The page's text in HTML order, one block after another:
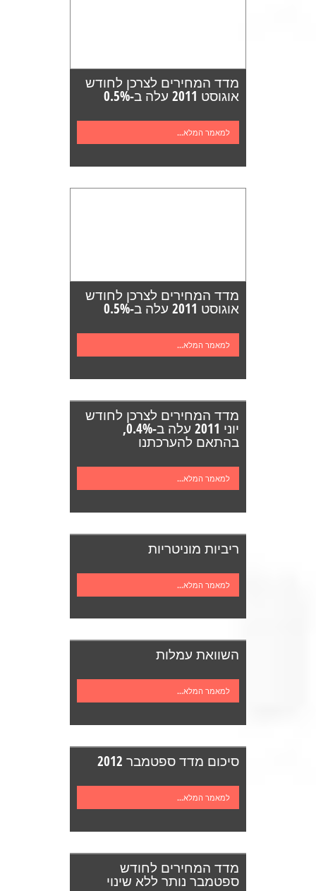
מדד המחירים לצרכן לחודש
אוגוסט 2011 עלה ב-0.5%
למאמר המלא...
מדד המחירים לצרכן לחודש
אוגוסט 2011 עלה ב-0.5%
למאמר המלא...
מדד המחירים לצרכן לחודש
יוני 2011 עלה ב-0.4%,
בהתאם להערכתנו
למאמר המלא...
ריביות מוניטריות
למאמר המלא...
השוואת עמלות
למאמר המלא...
סיכום מדד ספטמבר 2012
למאמר המלא...
מדד המחירים לחודש
ספטמבר נותר ללא שינוי